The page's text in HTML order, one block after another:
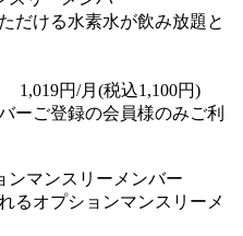
だける水素水が飲み放題と
円/月(税込1,100円)
ーご登録の会員様のみご利
ンマンスリーメンバー
るオプションマンスリーメ